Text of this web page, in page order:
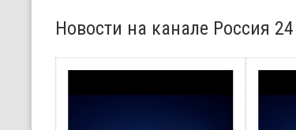
Новости на канале Россия 24